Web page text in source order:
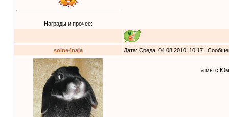
Награды и прочее:
solne4naja Дата: Среда, 04.08.2010, 10:17 |
а мы с